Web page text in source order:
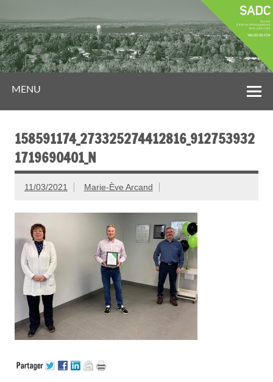
MENU
158591174_273325274412816_912753932
1719690401_N
11/03/2021 Marie-Ève Arcand